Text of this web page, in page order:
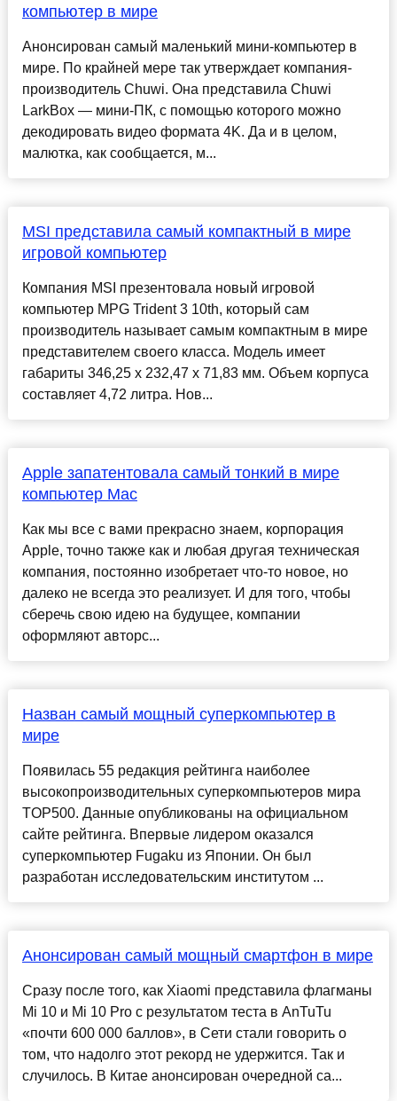
компьютер в мире
Анонсирован самый маленький мини-компьютер в
мире. По крайней мере так утверждает компания-
производитель Chuwi. Она представила Chuwi
LarkBox — мини-ПК, с помощью которого можно
декодировать видео формата 4K. Да и в целом,
малютка, как сообщается, м...
MSI представила самый компактный в мире
игровой компьютер
Компания MSI презентовала новый игровой
компьютер MPG Trident 3 10th, который сам
производитель называет самым компактным в мире
представителем своего класса. Модель имеет
габариты 346,25 х 232,47 х 71,83 мм. Объем корпуса
составляет 4,72 литра. Нов...
Apple запатентовала самый тонкий в мире
компьютер Mac
Как мы все с вами прекрасно знаем, корпорация
Apple, точно также как и любая другая техническая
компания, постоянно изобретает что-то новое, но
далеко не всегда это реализует. И для того, чтобы
сберечь свою идею на будущее, компании
оформляют авторс...
Назван самый мощный суперкомпьютер в
мире
Появилась 55 редакция рейтинга наиболее
высокопроизводительных суперкомпьютеров мира
TOP500. Данные опубликованы на официальном
сайте рейтинга. Впервые лидером оказался
суперкомпьютер Fugaku из Японии. Он был
разработан исследовательским институтом ...
Анонсирован самый мощный смартфон в мире
Сразу после того, как Xiaomi представила флагманы
Mi 10 и Mi 10 Pro с результатом теста в AnTuTu
«почти 600 000 баллов», в Сети стали говорить о
том, что надолго этот рекорд не удержится. Так и
случилось. В Китае анонсирован очередной са...